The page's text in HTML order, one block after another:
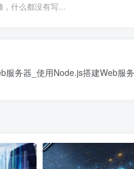
，什么都没有写...
服务器_使用Node.js搭建Web服